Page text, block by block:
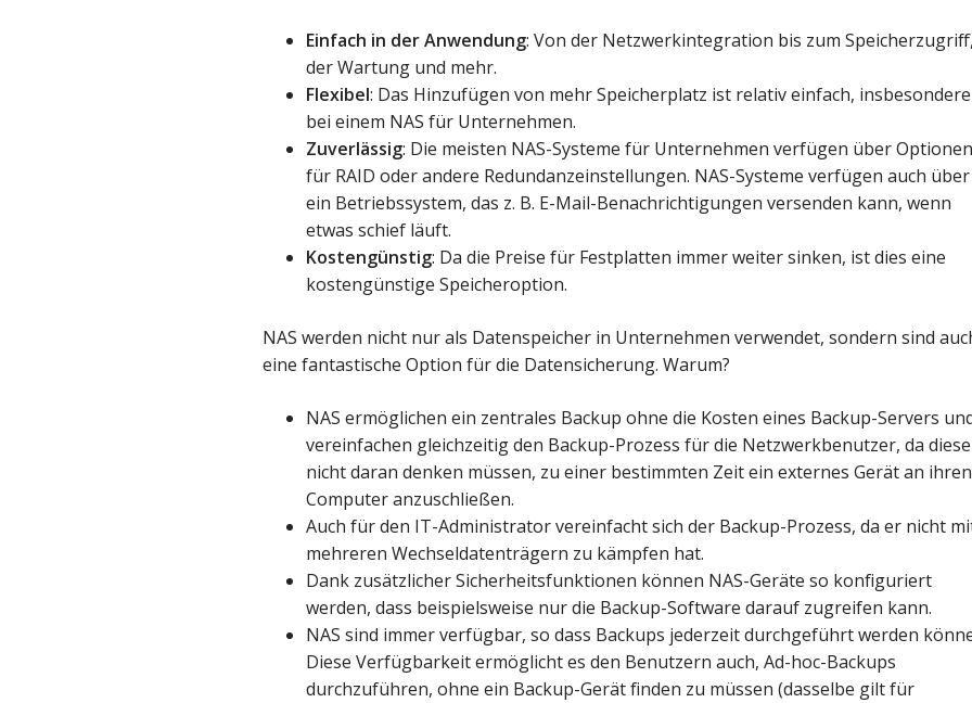
Einfach in der Anwendung: Von der Netzwerkintegration bis zum
der Wartung und mehr.
Flexibel: Das Hinzufügen von mehr Speicherplatz ist relativ einfach, insbesondere
bei einem NAS für Unternehmen.
Zuverlässig: Die meisten NAS-Systeme für Unternehmen verfügen über
für RAID oder andere Redundanzeinstellungen. NAS-Systeme verfügen auch über
ein Betriebssystem, das z. B. E-Mail-Benachrichtigungen versenden kann, wenn
etwas schief läuft.
Kostengünstig: Da die Preise für Festplatten immer weiter sinken, ist dies eine
kostengünstige Speicheroption.
NAS werden nicht nur als Datenspeicher in Unternehmen verwendet, sondern sind
eine fantastische Option für die Datensicherung. Warum?
NAS ermöglichen ein zentrales Backup ohne die Kosten eines Backup-Servers
vereinfachen gleichzeitig den Backup-Prozess für die Netzwerkbenutzer, da diese
nicht daran denken müssen, zu einer bestimmten Zeit ein externes Gerät an ihren
Computer anzuschließen.
Auch für den IT-Administrator vereinfacht sich der Backup-Prozess, da er nicht
mehreren Wechseldatenträgern zu kämpfen hat.
Dank zusätzlicher Sicherheitsfunktionen können NAS-Geräte so konfiguriert
werden, dass beispielsweise nur die Backup-Software darauf zugreifen kann.
NAS sind immer verfügbar, so dass Backups jederzeit durchgeführt werden
Diese Verfügbarkeit ermöglicht es den Benutzern auch, Ad-hoc-Backups
durchzuführen, ohne ein Backup-Gerät finden zu müssen (dasselbe gilt für